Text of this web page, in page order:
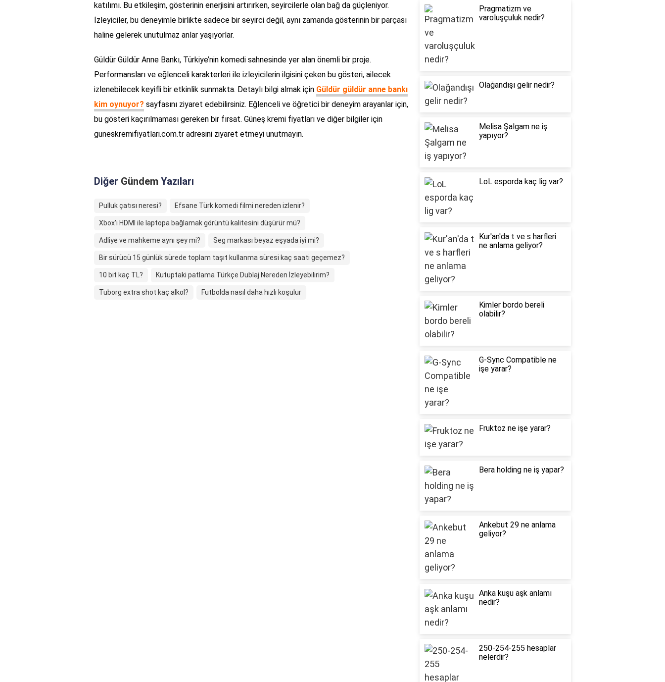
katılımı. Bu etkileşim, gösterinin enerjisini artırırken, seyircilerle olan bağ da güçleniyor.
İzleyiciler, bu deneyimle birlikte sadece bir seyirci değil, aynı zamanda gösterinin bir parçası
haline gelerek unutulmaz anlar yaşıyorlar.
Güldür Güldür Anne Bankı, Türkiye’nin komedi sahnesinde yer alan önemli bir proje.
Performansları ve eğlenceli karakterleri ile izleyicilerin ilgisini çeken bu gösteri, ailecek
izlenebilecek keyifli bir etkinlik sunmakta. Detaylı bilgi almak için Güldür güldür anne bankı
kim oynuyor? sayfasını ziyaret edebilirsiniz. Eğlenceli ve öğretici bir deneyim arayanlar için,
bu gösteri kaçırılmaması gereken bir fırsat. Güneş kremi fiyatları ve diğer bilgiler için
guneskremifiyatlari.com.tr adresini ziyaret etmeyi unutmayın.
Diğer Gündem Yazıları
Pulluk çatısı neresi? Efsane Türk komedi filmi nereden izlenir?
Xbox'ı HDMI ile laptopa bağlamak görüntü kalitesini düşürür mü?
Adliye ve mahkeme aynı şey mi? Seg markası beyaz eşyada iyi mi?
Bir sürücü 15 günlük sürede toplam taşıt kullanma süresi kaç saati geçemez?
10 bit kaç TL? Kutuptaki patlama Türkçe Dublaj Nereden İzleyebilirim?
Tuborg extra shot kaç alkol? Futbolda nasıl daha hızlı koşulur
Pragmatizm ve
varoluşçuluk nedir?
Olağandışı gelir nedir?
Melisa Şalgam ne iş
yapıyor?
LoL esporda kaç lig var?
Kur'an'da t ve s harfleri
ne anlama geliyor?
Kimler bordo bereli
olabilir?
G-Sync Compatible ne
işe yarar?
Fruktoz ne işe yarar?
Bera holding ne iş yapar?
Ankebut 29 ne anlama
geliyor?
Anka kuşu aşk anlamı
nedir?
250-254-255 hesaplar
nelerdir?